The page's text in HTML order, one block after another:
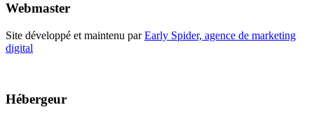
Webmaster
Site développé et maintenu parEarly Spider, agence de marketing
digital
Hébergeur